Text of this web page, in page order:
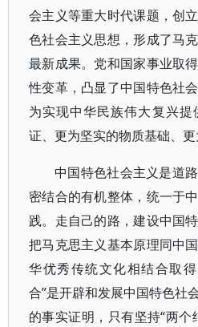
会主义等重大时代课题，创
色社会主义思想，形成了马
最新成果。党和国家事业取
性变革，凸显了中国特色社
为实现中华民族伟大复兴
证、更为坚实的物质基础、更
中国特色社会主义是道
密结合的有机整体，统一于
践。走自己的路，建设中国
把马克思主义基本原理同中
华优秀传统文化相结合取
合”是开辟和发展中国特色社
的事实证明，只有坚持“两个